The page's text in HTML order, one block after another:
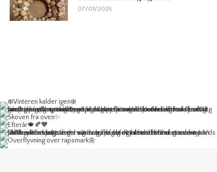
07/01/2025